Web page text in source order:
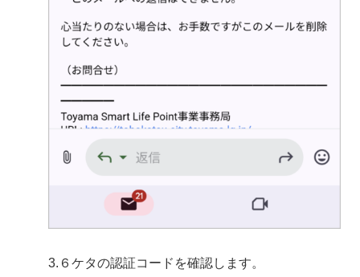
3.６ケタの認証コードを確認します。